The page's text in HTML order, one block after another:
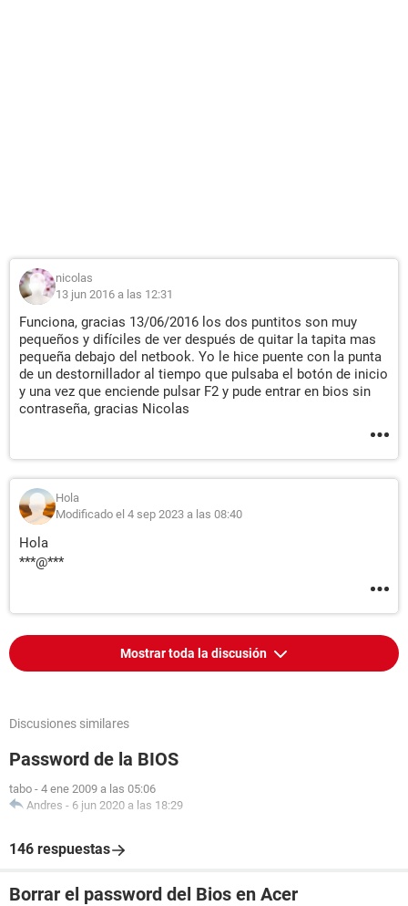
nicolas
13 jun 2016 a las 12:31
Funciona, gracias 13/06/2016 los dos puntitos son muy
pequeños y difíciles de ver después de quitar la tapita mas
pequeña debajo del netbook. Yo le hice puente con la punta
de un destornillador al tiempo que pulsaba el botón de inicio
y una vez que enciende pulsar F2 y pude entrar en bios sin
contraseña, gracias Nicolas
Hola
Modificado el 4 sep 2023 a las 08:40
Hola
***@***
Mostrar toda la discusión
Discusiones similares
Password de la BIOS
tabo - 4 ene 2009 a las 05:06
Andres - 6 jun 2020 a las 18:29
146 respuestas
Borrar el password del Bios en Acer